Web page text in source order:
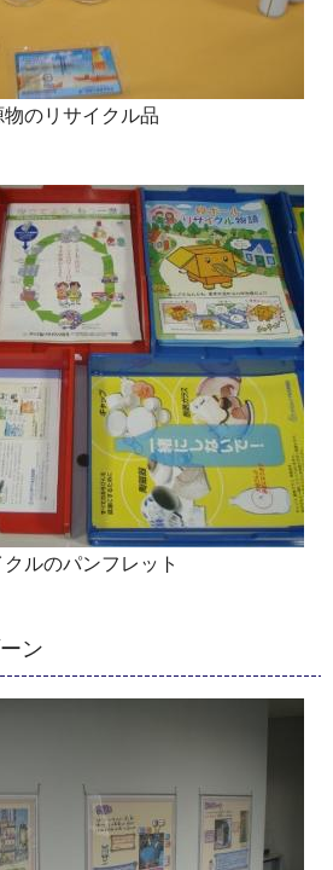
物のリサイクル品
クルのパンフレット
ン